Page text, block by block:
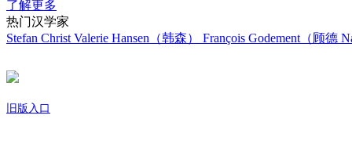
了解更多
热门汉学家
Stefan Christ Valerie Hansen（韩森） François Godement（顾德
旧版入口